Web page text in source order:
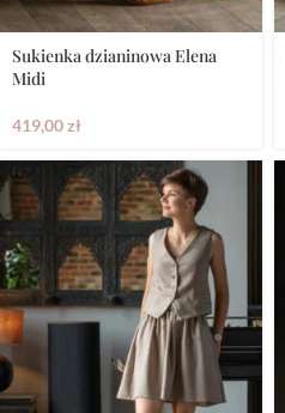
Sukienka dzianinowa Elena
Midi
419,00zł